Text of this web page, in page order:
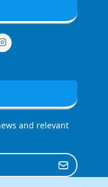
and relevant